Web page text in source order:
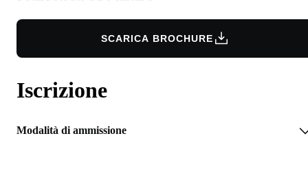
SCARICA BROCHURE
Iscrizione
Modalità di ammissione